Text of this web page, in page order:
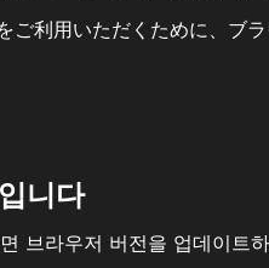
利用いただくために、ブ
니다
브라우저 버전을 업데이트